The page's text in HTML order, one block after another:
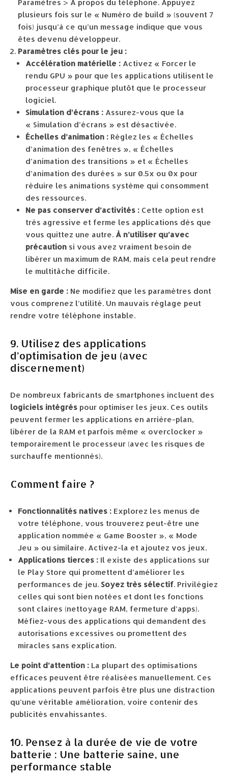
Paramètres > À propos du téléphone. Appuyez
plusieurs fois sur le « Numéro de build » (souvent 7
fois) jusqu’à ce qu’un message indique que vous
êtes devenu développeur.
Paramètres clés pour le jeu :
Accélération matérielle : Activez « Forcer le
rendu GPU » pour que les applications utilisent le
processeur graphique plutôt que le processeur
logiciel.
Simulation d’écrans : Assurez-vous que la
« Simulation d’écrans » est désactivée.
Échelles d’animation : Réglez les « Échelles
d’animation des fenêtres », « Échelles
d’animation des transitions » et « Échelles
d’animation des durées » sur 0.5x ou 0x pour
réduire les animations système qui consomment
des ressources.
Ne pas conserver d’activités : Cette option est
très agressive et ferme les applications dès que
vous quittez une autre. À n’utiliser qu’avec
précaution si vous avez vraiment besoin de
libérer un maximum de RAM, mais cela peut rendre
le multitâche difficile.
Mise en garde : Ne modifiez que les paramètres dont
vous comprenez l’utilité. Un mauvais réglage peut
rendre votre téléphone instable.
9. Utilisez des applications
d’optimisation de jeu (avec
discernement)
De nombreux fabricants de smartphones incluent des
logiciels intégrés pour optimiser les jeux. Ces outils
peuvent fermer les applications en arrière-plan,
libérer de la RAM et parfois même « overclocker »
temporairement le processeur (avec les risques de
surchauffe mentionnés).
Comment faire ?
Fonctionnalités natives : Explorez les menus de
votre téléphone, vous trouverez peut-être une
application nommée « Game Booster », « Mode
Jeu » ou similaire. Activez-la et ajoutez vos jeux.
Applications tierces : Il existe des applications sur
le Play Store qui promettent d’améliorer les
performances de jeu. Soyez très sélectif. Privilégiez
celles qui sont bien notées et dont les fonctions
sont claires (nettoyage RAM, fermeture d’apps).
Méfiez-vous des applications qui demandent des
autorisations excessives ou promettent des
miracles sans explication.
Le point d’attention : La plupart des optimisations
efficaces peuvent être réalisées manuellement. Ces
applications peuvent parfois être plus une distraction
qu’une véritable amélioration, voire contenir des
publicités envahissantes.
10. Pensez à la durée de vie de votre
batterie : Une batterie saine, une
performance stable